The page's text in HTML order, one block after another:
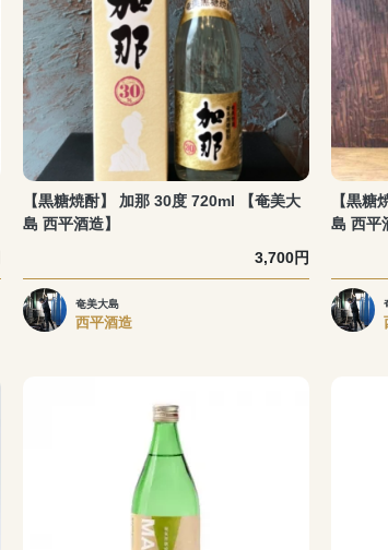
【黒糖焼酎】 加那 30度 720ml 【奄美大
島 西平酒造】
3,700円
奄美大島
西平酒造
【黒
島 西平